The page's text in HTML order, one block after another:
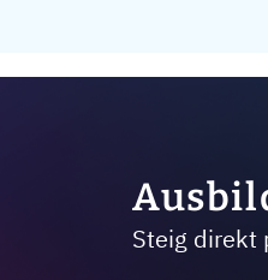
Steig direkt